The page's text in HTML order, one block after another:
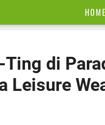
HOME
di
Leisure